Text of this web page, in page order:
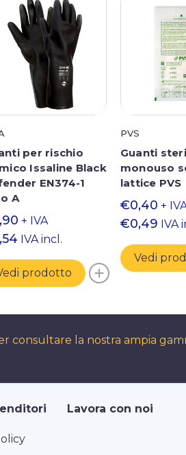
per rischio
Issaline Black
EN374-1
A
+ IVA
IVA incl.
prodotto
PVS
Guanti
monouso
lattice PVS
€0,40 +
€0,49 IVA
Vedi
consultare la nostra ampia
Lavora con noi